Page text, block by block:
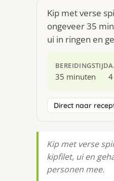
Kip met verse
ongeveer 35
ui in ringen en
BEREIDINGSTIJD
35 minuten 4
Direct naar
Kip met verse
kipfilet, ui en
personen mee.